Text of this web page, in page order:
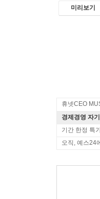
미리보기
휴넷CEO
경제경영 자
기간 한정 특
오직, 예스24